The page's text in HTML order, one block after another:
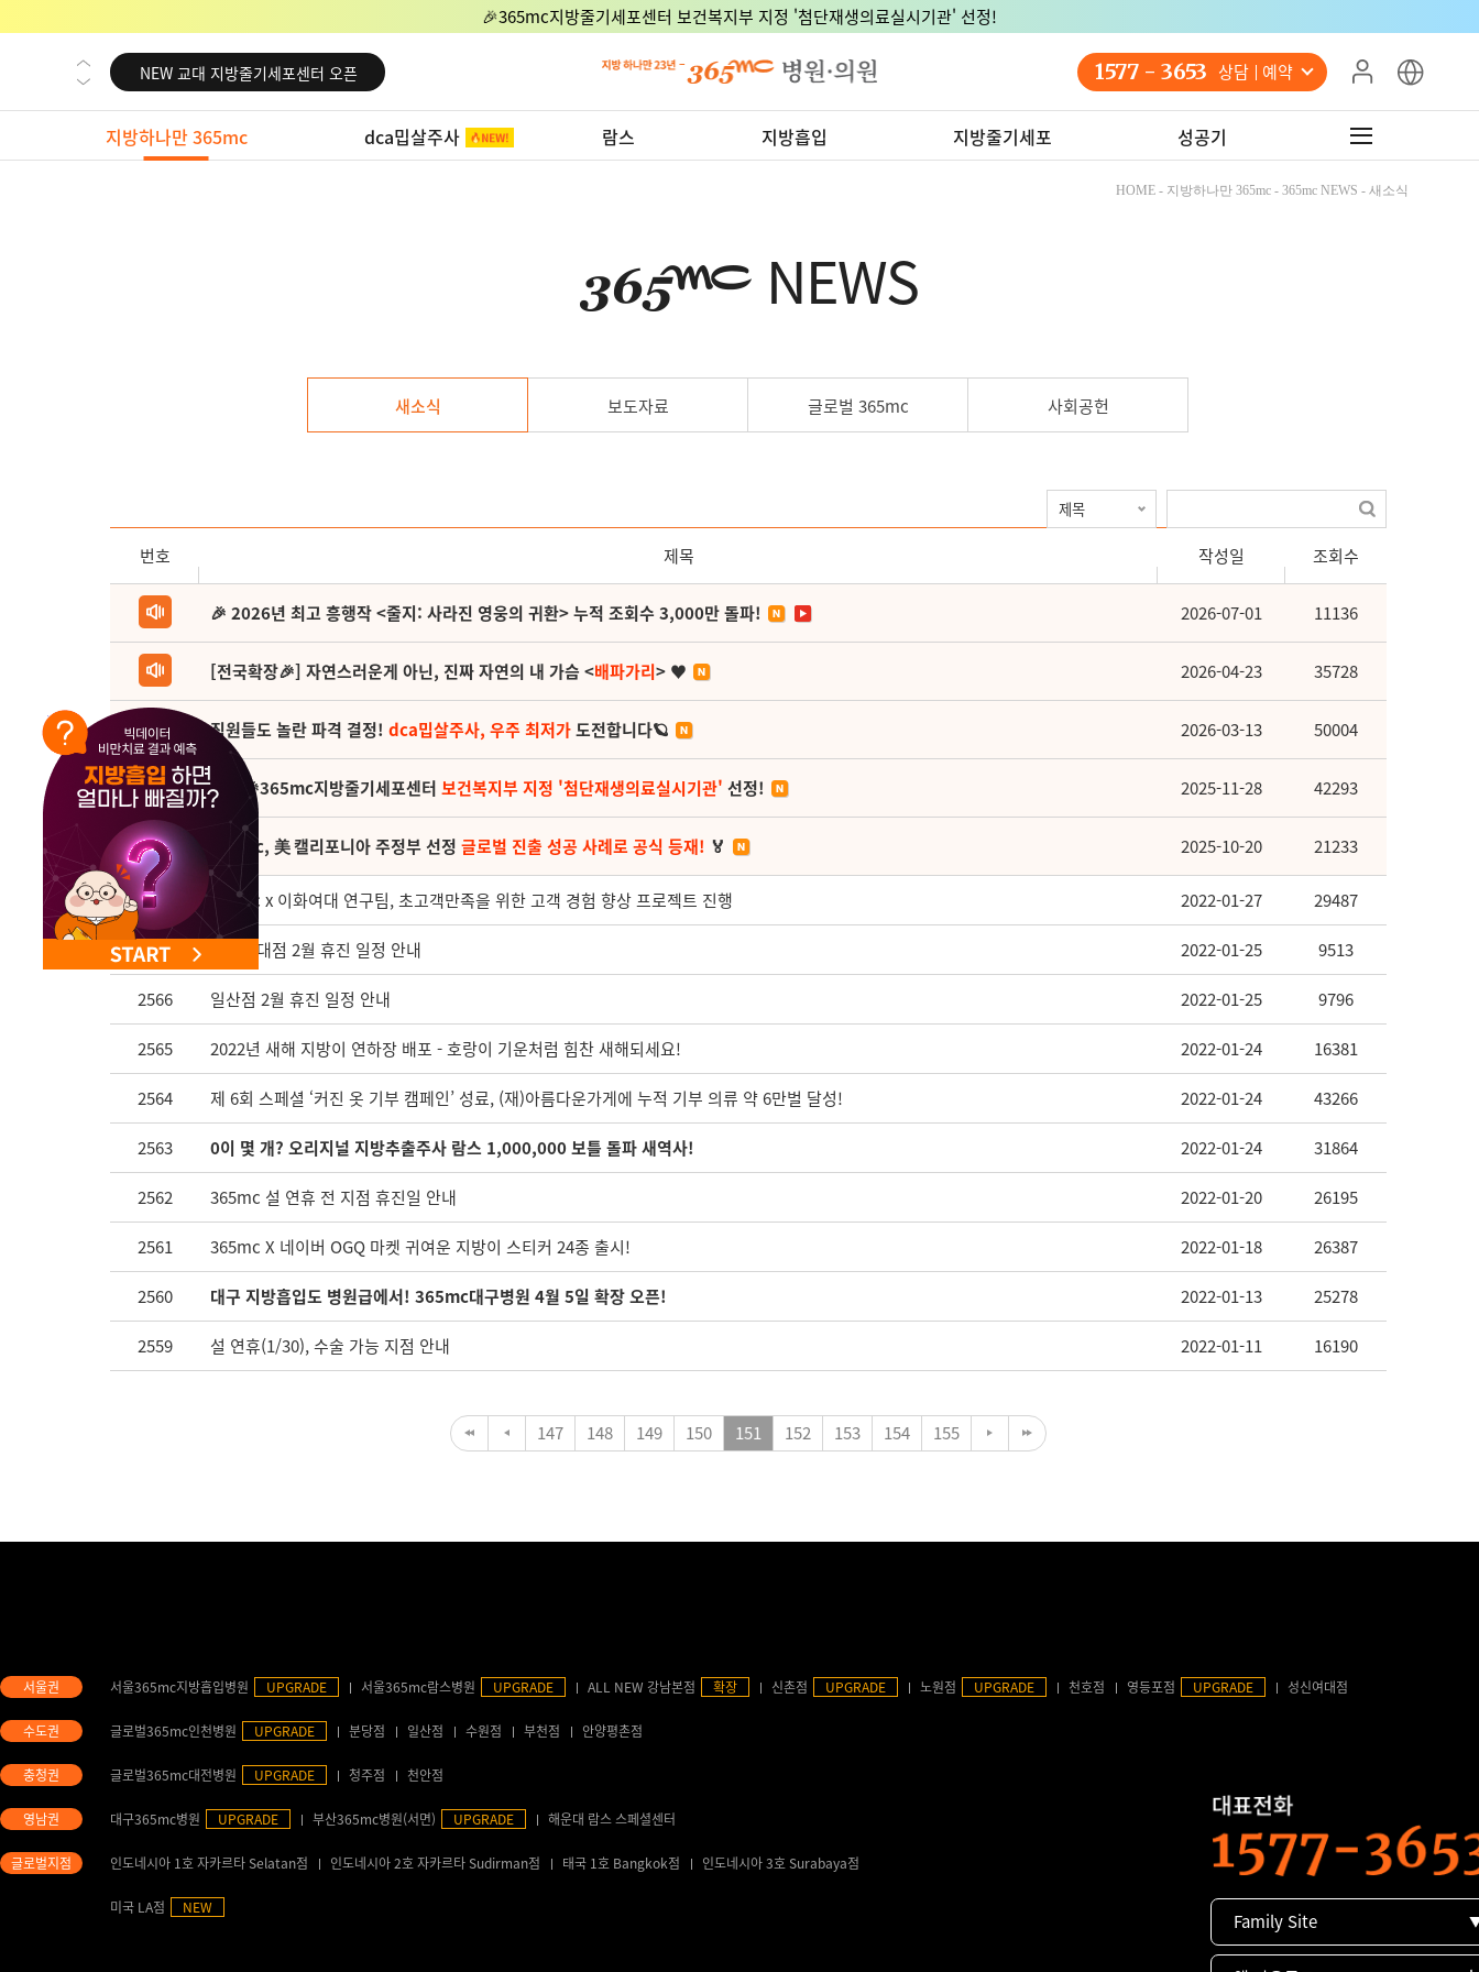
🎉365mc지방줄기세포센터 보건복지부 지정 '첨단재생의료실시기관' 선정!
NEW 교대 지방줄기세포센터 오픈
NEW 대전 지방줄기세포센터 오픈
NEW 노원 지방줄기세포센터 오픈
NEW 미국 LA점 오픈
1577 - 3653 상담 예약
지방하나만 365mc dca밉살주사 람스 지방흡입 지방줄기세포 성공기
HOME - 지방하나만 365mc - 365mc NEWS - 새소식
NEWS
새소식 보도자료 글로벌 365mc 사회공헌
번호 제목 작성일 조회수
🎉 2026년 최고 흥행작 <줄지: 사라진 영웅의 귀환> 누적 조회수 3,000만 돌파! 2026-07-01 11136
[전국확장🎉] 자연스러운게 아닌, 진짜 자연의 내 가슴 <배파가리> ♥ 2026-04-23 35728
직원들도 놀란 파격 결정! dca밉살주사, 우주 최저가도전합니다🪐 2026-03-13 50004
(축) 🎉365mc지방줄기세포센터 보건복지부 지정 '첨단재생의료실시기관' 선정! 2025-11-28 42293
365mc, 美 캘리포니아 주정부 선정 글로벌 진출 성공 사례로 공식 등재! 🏅 2025-10-20 21233
2568 365mc x 이화여대 연구팀, 초고객만족을 위한 고객 경험 향상 프로젝트 진행 2022-01-27 29487
2567 성신여대점 2월 휴진 일정 안내 2022-01-25 9513
2566 일산점 2월 휴진 일정 안내 2022-01-25 9796
2565 2022년 새해 지방이 연하장 배포 - 호랑이 기운처럼 힘찬 새해되세요! 2022-01-24 16381
2564 제 6회 스페셜 ‘커진 옷 기부 캠페인’ 성료, (재)아름다운가게에 누적 기부 의류 약 6만벌 달성! 2022-01-24 43266
2563 0이 몇 개? 오리지널 지방추출주사 람스 1,000,000 보틀 돌파 새역사! 2022-01-24 31864
2562 365mc 설 연휴 전 지점 휴진일 안내 2022-01-20 26195
2561 365mc X 네이버 OGQ 마켓 귀여운 지방이 스티커 24종 출시! 2022-01-18 26387
2560 대구 지방흡입도 병원급에서! 365mc대구병원 4월 5일 확장 오픈! 2022-01-13 25278
2559 설 연휴(1/30), 수술 가능 지점 안내 2022-01-11 16190
147 148 149 150 151 152 153 154 155
서울365mc지방흡입병원 UPGRADE 서울365mc람스병원 UPGRADE ALL NEW 강남본점 확장 신촌점 UPGRADE 노원점 UPGRADE 천호점 영등포점 UPGRADE 성신여대점
글로벌365mc인천병원 UPGRADE 분당점 일산점 수원점 부천점 안양평촌점
글로벌365mc대전병원 UPGRADE 청주점 천안점
대구365mc병원 UPGRADE 부산365mc병원(서면) UPGRADE 해운대 람스 스페셜센터
인도네시아 1호 자카르타 Selatan점 인도네시아 2호 자카르타 Sudirman점 태국 1호 Bangkok점 인도네시아 3호 Surabaya점
미국 LA점 NEW
Family Site